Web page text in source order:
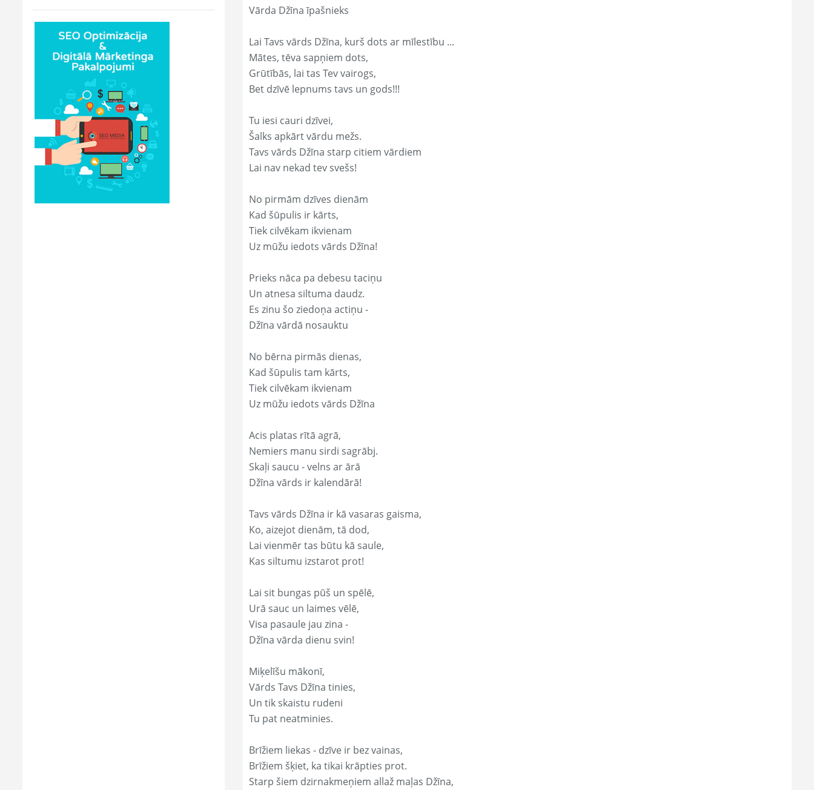
Vārda Džīna īpašnieks
Lai Tavs vārds Džīna, kurš dots ar mīlestību ...
Mātes, tēva sapņiem dots,
Grūtībās, lai tas Tev vairogs,
Bet dzīvē lepnums tavs un gods!!!
Tu iesi cauri dzīvei,
Šalks apkārt vārdu mežs.
Tavs vārds Džīna starp citiem vārdiem
Lai nav nekad tev svešs!
No pirmām dzīves dienām
Kad šūpulis ir kārts,
Tiek cilvēkam ikvienam
Uz mūžu iedots vārds Džīna!
Prieks nāca pa debesu taciņu
Un atnesa siltuma daudz.
Es zinu šo ziedoņa actiņu -
Džīna vārdā nosauktu
No bērna pirmās dienas,
Kad šūpulis tam kārts,
Tiek cilvēkam ikvienam
Uz mūžu iedots vārds Džīna
Acis platas rītā agrā,
Nemiers manu sirdi sagrābj.
Skaļi saucu - velns ar ārā
Džīna vārds ir kalendārā!
Tavs vārds Džīna ir kā vasaras gaisma,
Ko, aizejot dienām, tā dod,
Lai vienmēr tas būtu kā saule,
Kas siltumu izstarot prot!
Lai sit bungas pūš un spēlē,
Urā sauc un laimes vēlē,
Visa pasaule jau zina -
Džīna vārda dienu svin!
Miķelīšu mākonī,
Vārds Tavs Džīna tinies,
Un tik skaistu rudeni
Tu pat neatminies.
Brīžiem liekas - dzīve ir bez vainas,
Brīžiem šķiet, ka tikai krāpties prot.
Starp šiem dzirnakmeņiem allaž maļas Džīna,